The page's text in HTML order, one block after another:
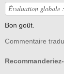
Évaluation globale :
Bon goût.
Commentaire